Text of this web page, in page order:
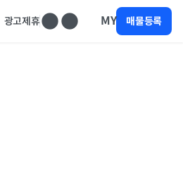
광고제휴 MY 매물등록